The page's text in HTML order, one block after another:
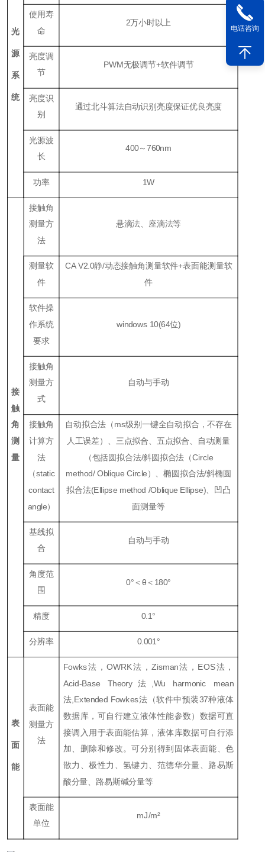
光
源
系
统
使用寿
命
2万小时以上
亮度调
节
PWM无极调节+软件调节
亮度识
别
通过北斗算法自动识别亮度保证优良亮度
光源波
长
400～760nm
功率 1W
接
触
角
测
量
接触角
测量方
法
悬滴法、座滴法等
测量软
件
CA V2.0静/动态接触角测量软件+表面能测量软
件
软件操
作系统
要求
windows 10(64位)
接触角
测量方
式
自动与手动
接触角
计算方
法
（static
contact
angle）
自动拟合法（ms级别一键全自动拟合，不存在
人工误差）、三点拟合、五点拟合、自动测量
（包括圆拟合法/斜圆拟合法（Circle
method/ Oblique Circle）、椭圆拟合法/斜椭圆
拟合法(Ellipse method /Oblique Ellipse)、凹凸
面测量等
基线拟
合
自动与手动
角度范
围
0°＜θ＜180°
精度 0.1°
分辨率 0.001°
表
面
能
表面能
测量方
法
Fowks法，OWRK法，Zisman法，EOS法，
Acid-Base Theory法,Wu harmonic mean
法,Extended Fowkes法（软件中预装37种液体
数据库，可自行建立液体性能参数）数据可直
接调入用于表面能估算，液体库数据可自行添
加、删除和修改。可分别得到固体表面能、色
散力、极性力、氢键力、范德华分量、路易斯
酸分量、路易斯碱分量等
表面能
单位
mJ/m²
电话咨询